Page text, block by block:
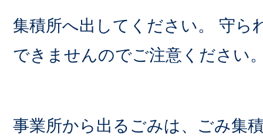
集積所へ出してください。 守ら
できませんのでご注意ください
事業所から出るごみは、ごみ集